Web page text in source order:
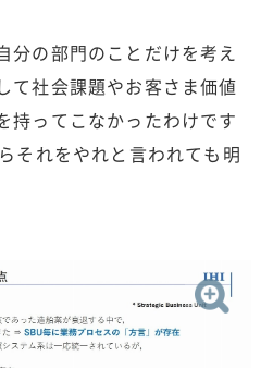
分の部門のことだけを考え
て社会課題やお客さま価値
持ってこなかったわけです
それをやれと言われても明